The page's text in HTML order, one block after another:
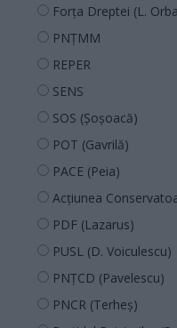
Forța Dreptei (L.
PNȚMM
REPER
SENS
SOS (Șoșoacă)
POT (Gavrilă)
PACE (Peia)
Acțiunea
PDF (Lazarus)
PUSL (D. Voiculescu)
PNȚCD (Pavelescu)
PNCR (Terheș)